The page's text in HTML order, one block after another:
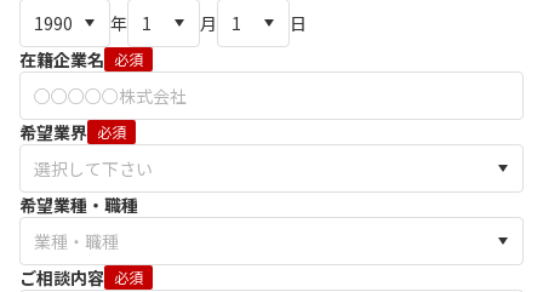
年 月
日
在籍企業名 必須
希望業界 必須
希望業種・職種
ご相談内容 必須